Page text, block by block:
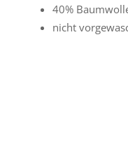
40%
nicht